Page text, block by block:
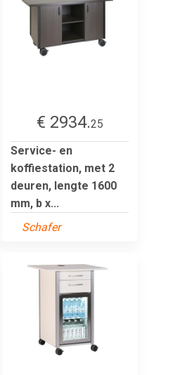
€ 2934.25
Service- en
koffiestation, met 2
deuren, lengte 1600
mm, b x...
Schafer